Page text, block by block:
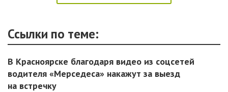
Ссылки по теме:
В Красноярске благодаря видео из соцсетей
водителя «Мерседеса» накажут за выезд
на встречку